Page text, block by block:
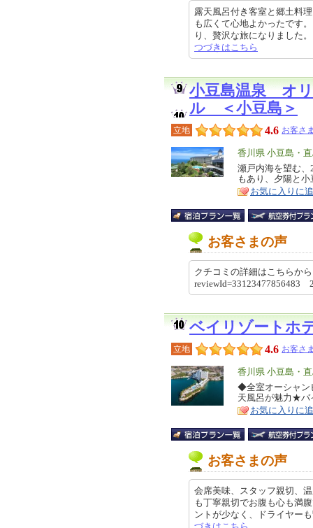
露天風呂付き客室と郷土料
も広くて心地よかったです
り、贅沢な旅になりました
つづきはこちら
小豆島温泉 オ
ル ＜小豆島＞
立地 4.6 お客さ
エ
リ
ア
香川県 小豆島・
特
徴
瀬戸内海を望む
もあり、夕陽と
お気に入りに
お客さまの声
クチコミの詳細はこちらか
reviewId=33123477856483
ベイリゾートホ
立地 4.6 お客さ
エ
リ
ア
香川県 小豆島・
特
徴
◆全室オーシャン
天風呂が魅力★バ
お気に入りに
お客さまの声
会席美味、スタッフ親切、
も丁寧親切でお腹も心も満
ントが少なく、ドライヤー